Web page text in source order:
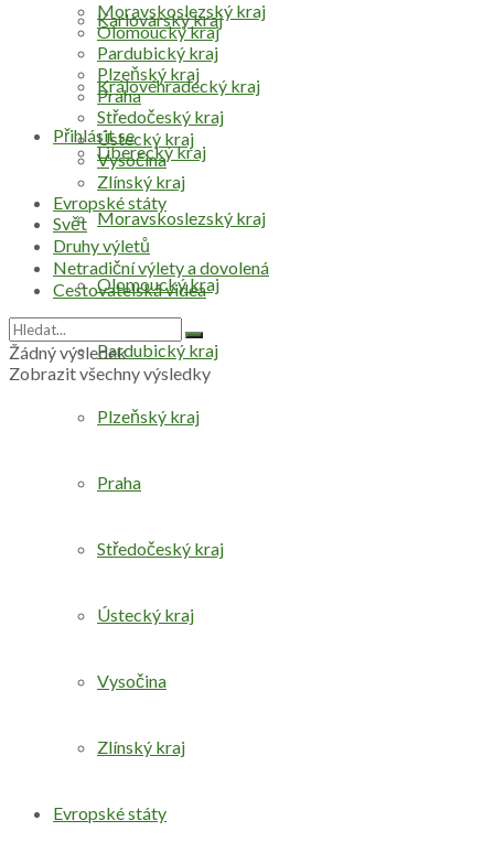
Přihlásit se
Karlovarský kraj
Královéhradecký kraj
Liberecký kraj
Moravskoslezský kraj
Olomoucký kraj
Pardubický kraj
Plzeňský kraj
Praha
Středočeský kraj
Ústecký kraj
Vysočina
Zlínský kraj
Evropské státy
Moravskoslezský kraj
Olomoucký kraj
Pardubický kraj
Plzeňský kraj
Praha
Středočeský kraj
Ústecký kraj
Vysočina
Zlínský kraj
Evropské státy
Svět
Druhy výletů
Netradiční výlety a dovolená
Cestovatelská videa
Žádný výsledek
Zobrazit všechny výsledky